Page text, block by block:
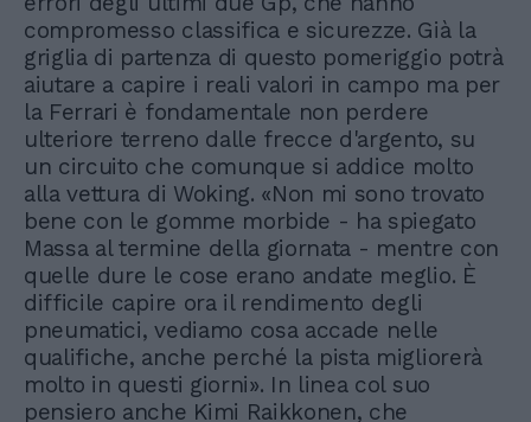
compromesso classifica e sicurezze. Già la
griglia di partenza di questo pomeriggio potrà
aiutare a capire i reali valori in campo ma per
la Ferrari è fondamentale non perdere
ulteriore terreno dalle frecce d'argento, su
un circuito che comunque si addice molto
alla vettura di Woking. «Non mi sono trovato
bene con le gomme morbide - ha spiegato
Massa al termine della giornata - mentre con
quelle dure le cose erano andate meglio. È
difficile capire ora il rendimento degli
pneumatici, vediamo cosa accade nelle
qualifiche, anche perché la pista migliorerà
molto in questi giorni». In linea col suo
pensiero anche Kimi Raikkonen, che